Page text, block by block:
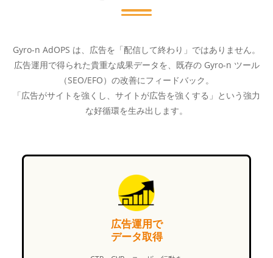
Gyro-n AdOPS は、広告を「配信して終わり」ではありません。
広告運用で得られた貴重な成果データを、既存の Gyro-n ツール
（SEO/EFO）の改善にフィードバック。
「広告がサイトを強くし、サイトが広告を強くする」という強力
な好循環を生み出します。
広告運用で
データ取得